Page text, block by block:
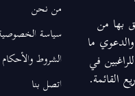
بها من
ما
في
القائمة.
من نحن
سياسة
الشروط والأحكام
اتصل بنا